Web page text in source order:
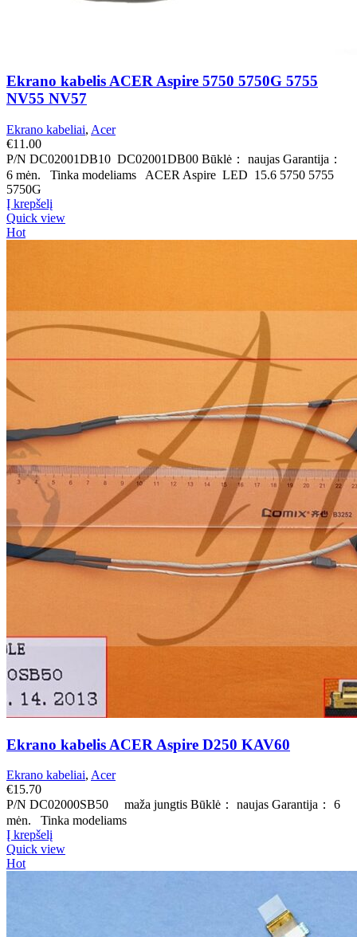
Ekrano kabelis ACER Aspire 5750 5750G 5755
NV55 NV57
Ekrano kabeliai, Acer
€11.00
P/N DC02001DB10 DC02001DB00 Būklė： naujas Garantija：
6 mėn. Tinka modeliams ACER Aspire LED 15.6 5750 5755
5750G
Į krepšelį
Quick view
Hot
Ekrano kabelis ACER Aspire D250 KAV60
Ekrano kabeliai, Acer
€15.70
P/N DC02000SB50 maža jungtis Būklė： naujas Garantija： 6
mėn. Tinka modeliams
Į krepšelį
Quick view
Hot